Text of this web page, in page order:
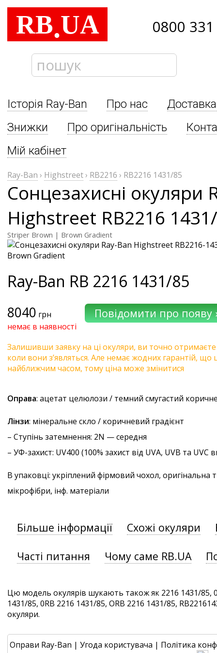
RB.UA 0800
Історія Ray-Ban Про нас
Знижки
Про оригінальність
Мій кабінет
Ray-Ban › Highstreet› RB2216 › RB2216 1431/85
Сонцезахисні окуляри
Highstreet RB2216
Striper Brown | Brown Gradient
Ray-Ban RB 2216 1431/85
8040 грн
немає в наявності
Залишивши заявку на ці окуляри, ви точно
коли вони з’являться. Але немає жодних гарантій, що
найближчим часом, тому ціна може змінитися
Оправа: ацетат целюлози / темний смугастий
Лінзи: мінеральне скло / коричневий градієнт
– Ступінь затемнення: 2N — середня
– УФ-захист: UV400 (100% захист від UVA, UVB та
В упаковці: укріплений фірмовий чохол, оригінальна
мікрофібри, інф. матеріали
Більше інформації Схожі окуляри
Часті питання Чому саме RB.UA
Цю модель окулярів шукають також як 2216 1431/85,
1431/85, 0RB 2216 1431/85, ORB 2216 1431/85,
окуляри.
Оправи Ray-Ban | Угода користувача | Політика